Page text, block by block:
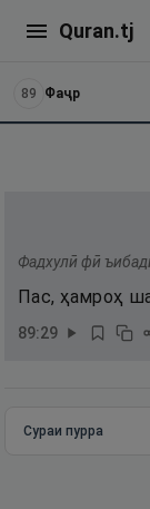
Quran.tj
89 Фаҷр
Фадхулӣ фӣ
Пас, ҳамроҳ
89:29
Сураи пурра